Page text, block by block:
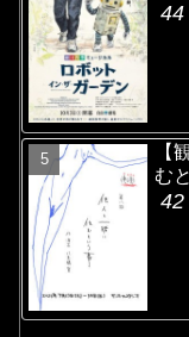
44
【
む
42